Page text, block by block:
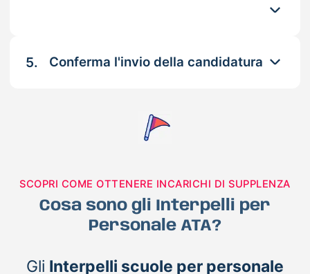
5. Conferma l'invio della candidatura
SCOPRI COME OTTENERE INCARICHI DI SUPPLENZA
Cosa sono gli Interpelli per
Personale ATA?
Gli Interpelli scuole per personale